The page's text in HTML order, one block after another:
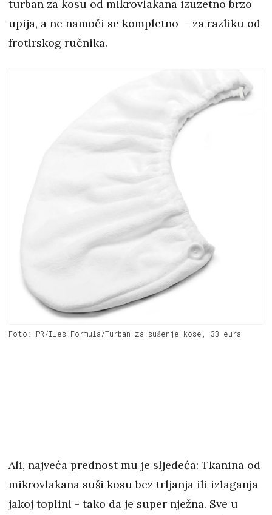
turban za kosu od mikrovlakana izuzetno brzo
upija, a ne namoči se kompletno - za razliku od
frotirskog ručnika.
Foto: PR/Iles Formula/Turban za sušenje kose, 33 eura
Ali, najveća prednost mu je sljedeća: Tkanina od
mikrovlakana suši kosu bez trljanja ili izlaganja
jakoj toplini - tako da je super nježna. Sve u